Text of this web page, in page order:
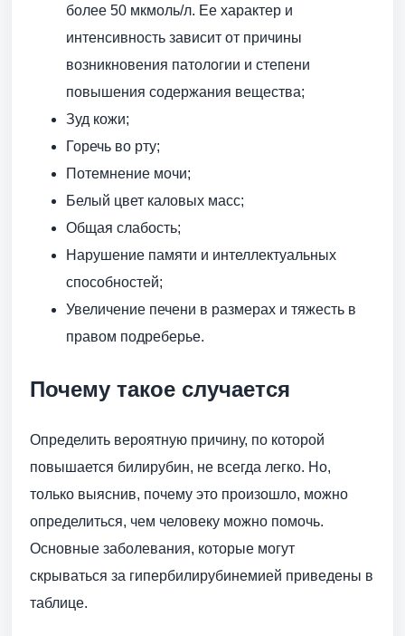
более 50 мкмоль/л. Ее характер и
интенсивность зависит от причины
возникновения патологии и степени
повышения содержания вещества;
Зуд кожи;
Горечь во рту;
Потемнение мочи;
Белый цвет каловых масс;
Общая слабость;
Нарушение памяти и интеллектуальных
способностей;
Увеличение печени в размерах и тяжесть в
правом подреберье.
Почему такое случается
Определить вероятную причину, по которой
повышается билирубин, не всегда легко. Но,
только выяснив, почему это произошло, можно
определиться, чем человеку можно помочь.
Основные заболевания, которые могут
скрываться за гипербилирубинемией приведены в
таблице.